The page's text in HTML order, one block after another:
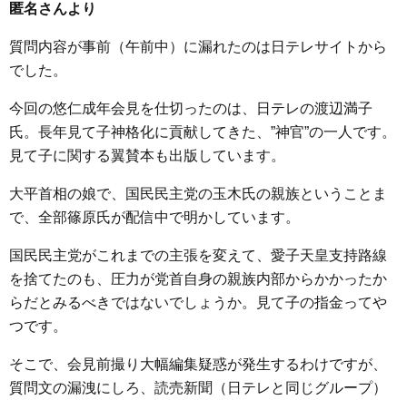
匿名さんより
質問内容が事前（午前中）に漏れたのは日テレサイトから
でした。
今回の悠仁成年会見を仕切ったのは、日テレの渡辺満子
氏。長年見て子神格化に貢献してきた、”神官”の一人です。
見て子に関する翼賛本も出版しています。
大平首相の娘で、国民民主党の玉木氏の親族ということま
で、全部篠原氏が配信中で明かしています。
国民民主党がこれまでの主張を変えて、愛子天皇支持路線
を捨てたのも、圧力が党首自身の親族内部からかかったか
らだとみるべきではないでしょうか。見て子の指金ってや
つです。
そこで、会見前撮り大幅編集疑惑が発生するわけですが、
質問文の漏洩にしろ、読売新聞（日テレと同じグループ）